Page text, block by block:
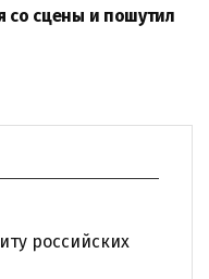
со сцены и пошутил
российских